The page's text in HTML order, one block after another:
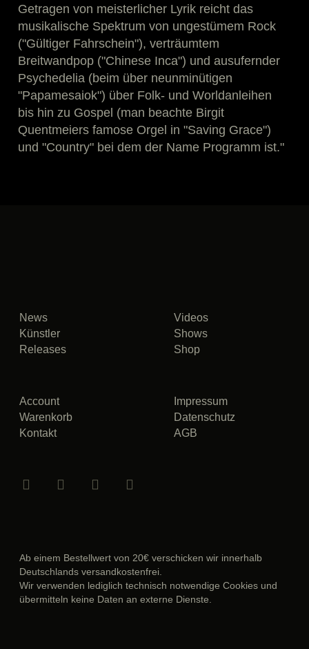
Getragen von meisterlicher Lyrik reicht das
musikalische Spektrum von ungestümem Rock
("Gültiger Fahrschein"), verträumtem
Breitwandpop ("Chinese Inca") und ausufernder
Psychedelia (beim über neunminütigen
"Papamesaiok") über Folk- und Worldanleihen
bis hin zu Gospel (man beachte Birgit
Quentmeiers famose Orgel in "Saving Grace")
und "Country" bei dem der Name Programm ist."
News
Künstler
Releases
Videos
Shows
Shop
Account
Warenkorb
Kontakt
Impressum
Datenschutz
AGB
Ab einem Bestellwert von 20€ verschicken wir innerhalb
Deutschlands versandkostenfrei.
Wir verwenden lediglich technisch notwendige Cookies und
übermitteln keine Daten an externe Dienste.